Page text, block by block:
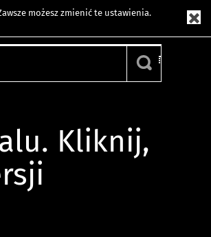
możesz zmienić te ustawienia.
Kliknij,